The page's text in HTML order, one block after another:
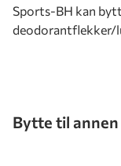
Sports-BH kan
deodorantflekker/
Bytte til annen